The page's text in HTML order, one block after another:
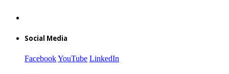
Social Media
FacebookYouTube LinkedIn